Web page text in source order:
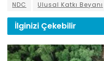
NDC
Ulusal Katkı Beyanı
İlginizi Çekebilir